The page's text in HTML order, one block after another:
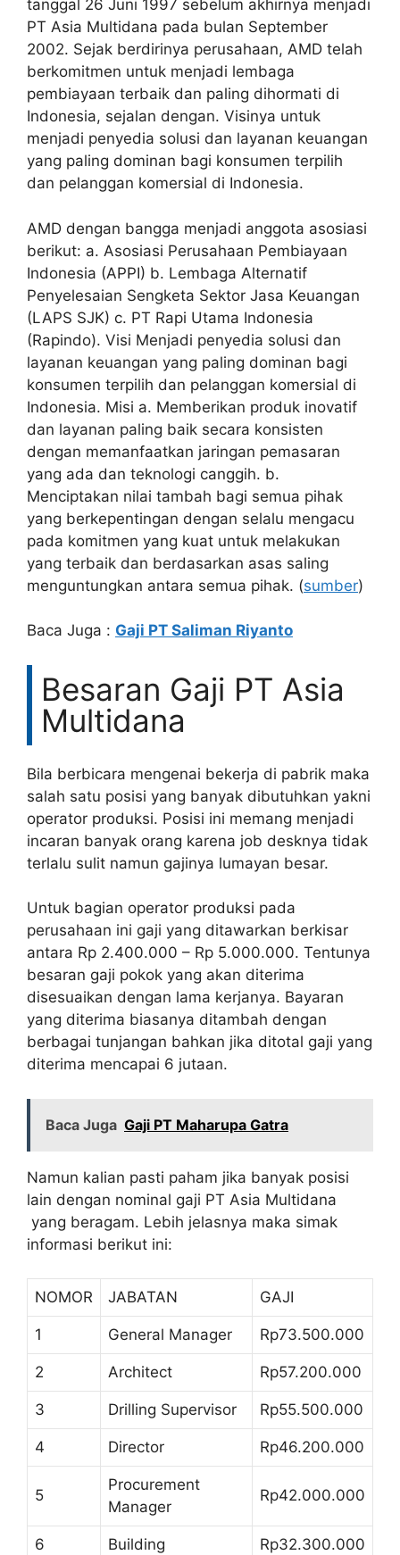
tanggal 26 Juni 1997 sebelum akhirnya menjadi
PT Asia Multidana pada bulan September
2002. Sejak berdirinya perusahaan, AMD telah
berkomitmen untuk menjadi lembaga
pembiayaan terbaik dan paling dihormati di
Indonesia, sejalan dengan. Visinya untuk
menjadi penyedia solusi dan layanan keuangan
yang paling dominan bagi konsumen terpilih
dan pelanggan komersial di Indonesia.
AMD dengan bangga menjadi anggota asosiasi
berikut: a. Asosiasi Perusahaan Pembiayaan
Indonesia (APPI) b. Lembaga Alternatif
Penyelesaian Sengketa Sektor Jasa Keuangan
(LAPS SJK) c. PT Rapi Utama Indonesia
(Rapindo). Visi Menjadi penyedia solusi dan
layanan keuangan yang paling dominan bagi
konsumen terpilih dan pelanggan komersial di
Indonesia. Misi a. Memberikan produk inovatif
dan layanan paling baik secara konsisten
dengan memanfaatkan jaringan pemasaran
yang ada dan teknologi canggih. b.
Menciptakan nilai tambah bagi semua pihak
yang berkepentingan dengan selalu mengacu
pada komitmen yang kuat untuk melakukan
yang terbaik dan berdasarkan asas saling
menguntungkan antara semua pihak. (sumber)
Baca Juga : Gaji PT Saliman Riyanto
Besaran Gaji PT Asia
Multidana
Bila berbicara mengenai bekerja di pabrik maka
salah satu posisi yang banyak dibutuhkan yakni
operator produksi. Posisi ini memang menjadi
incaran banyak orang karena job desknya tidak
terlalu sulit namun gajinya lumayan besar.
Untuk bagian operator produksi pada
perusahaan ini gaji yang ditawarkan berkisar
antara Rp 2.400.000 – Rp 5.000.000. Tentunya
besaran gaji pokok yang akan diterima
disesuaikan dengan lama kerjanya. Bayaran
yang diterima biasanya ditambah dengan
berbagai tunjangan bahkan jika ditotal gaji yang
diterima mencapai 6 jutaan.
Baca Juga Gaji PT Maharupa Gatra
Namun kalian pasti paham jika banyak posisi
lain dengan nominal gaji PT Asia Multidana
yang beragam. Lebih jelasnya maka simak
informasi berikut ini:
NOMOR JABATAN GAJI
1 General Manager Rp73.500.000
2 Architect Rp57.200.000
3 Drilling Supervisor Rp55.500.000
4 Director Rp46.200.000
5
Procurement
Manager
Rp42.000.000
6 Building Rp32.300.000